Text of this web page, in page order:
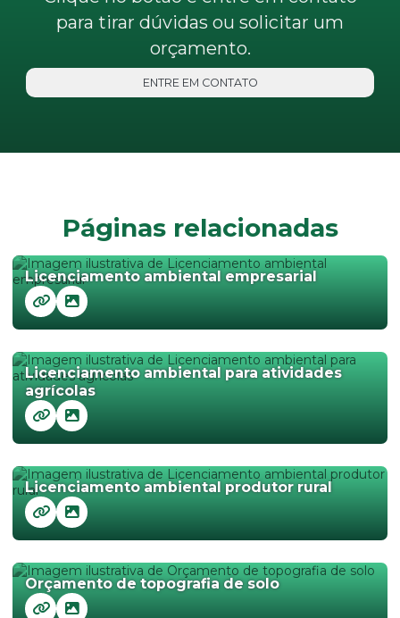
para tirar dúvidas ou solicitar um
orçamento.
ENTRE EM CONTATO
Páginas relacionadas
Licenciamento ambiental empresarial
Licenciamento ambiental para atividades
agrícolas
Licenciamento ambiental produtor rural
Orçamento de topografia de solo